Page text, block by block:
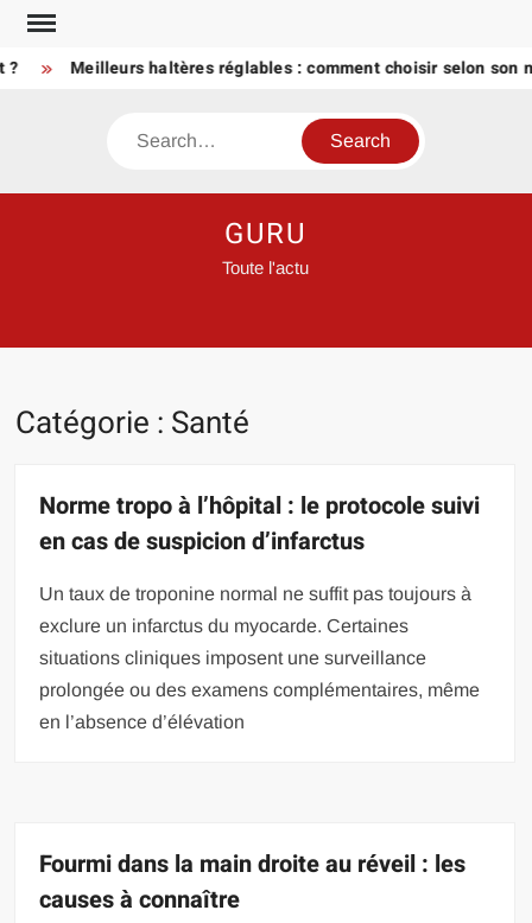
Skip
contentMeilleurs haltères réglables : comment choisir selon son
Search
GURU
Toute l'actu
Catégorie : Santé
Norme tropo à l’hôpital : le protocole suivi
en cas de suspicion d’infarctus
Un taux de troponine normal ne suffit pas toujours à
exclure un infarctus du myocarde. Certaines
situations cliniques imposent une surveillance
prolongée ou des examens complémentaires, même
en l’absence d’élévation
Fourmi dans la main droite au réveil : les
causes à connaître